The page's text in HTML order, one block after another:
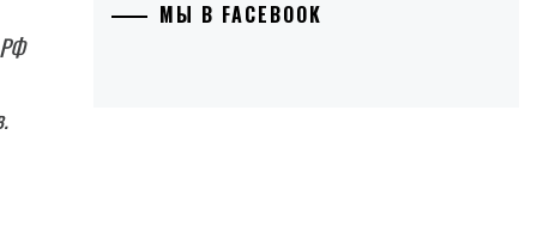
МЫ В FACEBOOK